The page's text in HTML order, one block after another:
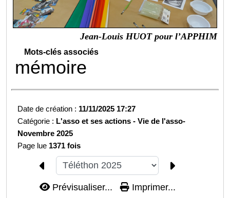
Jean-Louis HUOT pour l’APPHIM
Mots-clés associés
mémoire
Date de création : 11/11/2025 17:27
Catégorie : L'asso et ses actions -Vie de l'asso-
Novembre 2025
Page lue 1371 fois
Prévisualiser... Imprimer...